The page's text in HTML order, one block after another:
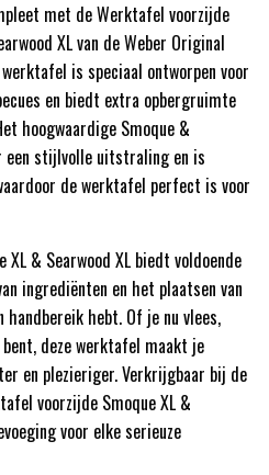
met de Werktafel voorzijde
XL van de Weber Original
is speciaal ontworpen voor
en biedt extra opbergruimte
hoogwaardige Smoque &
een stijlvolle uitstraling en is
de werktafel perfect is voor
& Searwood XL biedt voldoende
ingrediënten en het plaatsen van
hebt. Of je nu vlees,
deze werktafel maakt je
en plezieriger. Verkrijgbaar bij de
voorzijde Smoque XL &
voor elke serieuze